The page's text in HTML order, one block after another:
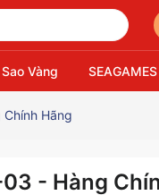
Vàng
Hãng
- Hàng